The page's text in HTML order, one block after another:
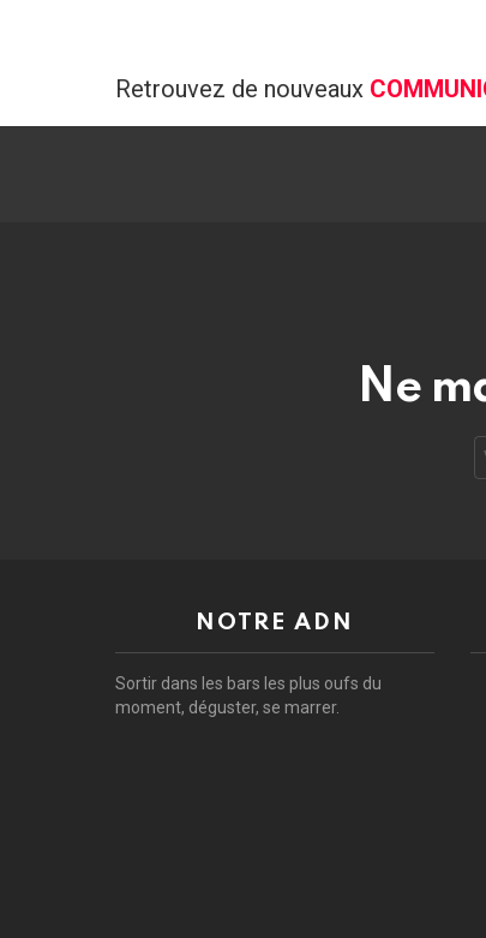
Retrouvez de nouveaux
Ne
NOTRE ADN
Sortir dans les bars les plus oufs du
moment, déguster, se marrer.